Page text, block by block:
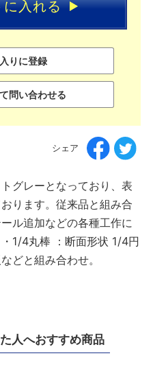
に入れる
りに登録
問い合わせる
シェア
グレーとなっており、表
ります。従来品と組み合
ル追加などの各種工作に
1/4丸棒 ：断面形状 1/4円
どと組み合わせ。
人へおすすめ商品